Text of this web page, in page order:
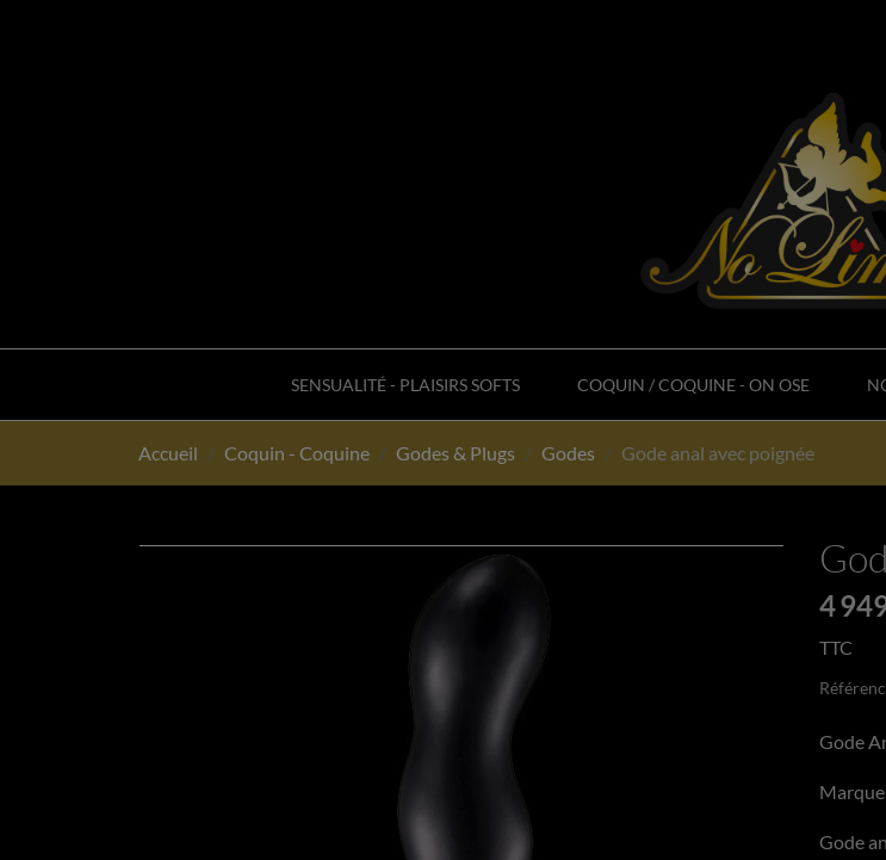
SENSUALITÉ - PLAISIRS SOFTS COQUIN / COQUINE - ON OSE
Accueil Coquin - Coquine Godes & Plugs Godes Gode anal avec poignée
4
TTC
Gode
Marque
Gode